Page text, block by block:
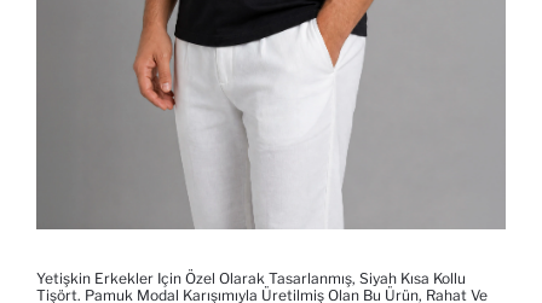
Yetişkin Erkekler Için Özel Olarak Tasarlanmış, Siyah Kısa Kollu
Tişört. Pamuk Modal Karışımıyla Üretilmiş Olan Bu Ürün, Rahat Ve